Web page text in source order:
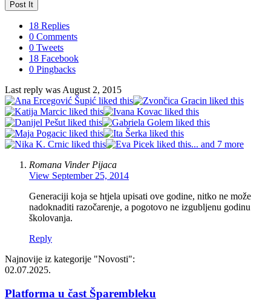
18 Replies
0 Comments
0 Tweets
18 Facebook
0 Pingbacks
Last reply was August 2, 2015
... and 7 more
Romana Vinder Pijaca
View September 25, 2014
Generaciji koja se htjela upisati ove godine, nitko ne može
nadoknaditi razočarenje, a pogotovo ne izgubljenu godinu
školovanja.
Reply
Najnovije iz kategorije "Novosti":
02.07.2025.
Platforma u čast Šparembleku